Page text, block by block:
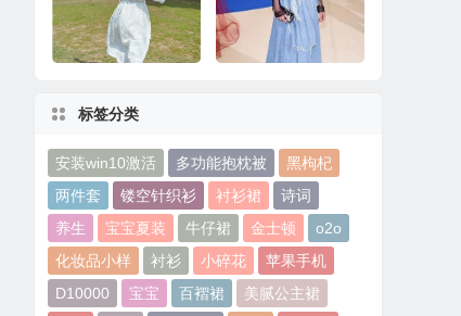
华为Mate 8系统更
新：玩《王者荣耀》
更流畅
十大最奇葩手机配件
看完果然大开眼界
变形记
毛边趋势
标签分类
安装win10激活 多功能抱枕被
黑枸杞
两件套
镂空针织衫 衬衫裙
诗词
养生
宝宝夏装 牛仔裙 金士顿
o2o
化妆品小样
衬衫 小碎花
苹果手机
D10000
宝宝 百褶裙
美腻公主裙